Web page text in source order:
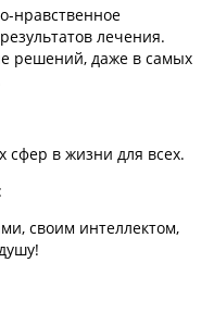
нравственное
лечения.
решений, даже в самых
в жизни для всех.
:
своим интеллектом,